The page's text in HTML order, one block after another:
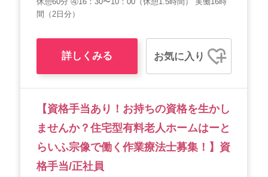
間（2日分）
詳しくみる お気に入り
【資格手当あり！お持ちの資格を生かし
ませんか？住宅型有料老人ホームはーと
らいふ宗像で働く作業療法士募集！】資
格手当/正社員